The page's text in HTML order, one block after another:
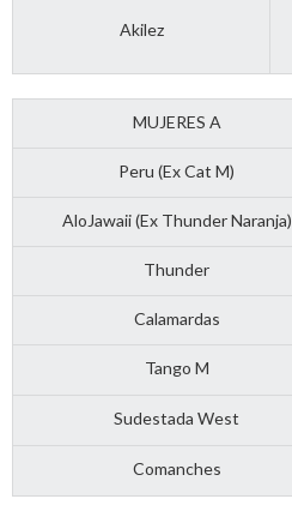
Akilez
MUJERES A
Peru (Ex Cat M)
AloJawaii (Ex Thunder Naranja)
Thunder
Calamardas
Tango M
Sudestada West
Comanches